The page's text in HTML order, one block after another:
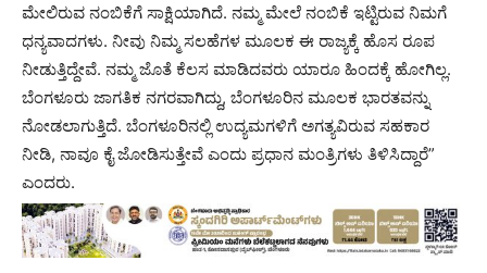
ಮೇಲಿರುವ ನಂಬಿಕೆಗೆ ಸಾಕ್ಷಿಯಾಗಿದೆ. ನಮ್ಮ ಮೇಲೆ ನಂಬಿಕೆ ಇಟ್ಟಿರುವ ನಿಮಗೆ
ಧನ್ಯವಾದಗಳು. ನೀವು ನಿಮ್ಮ ಸಲಹೆಗಳ ಮೂಲಕ ಈ ರಾಜ್ಯಕ್ಕೆ ಹೊಸ ರೂಪ
ನೀಡುತ್ತಿದ್ದೇವೆ. ನಮ್ಮ ಜೊತೆ ಕೆಲಸ ಮಾಡಿದವರು ಯಾರೂ ಹಿಂದಕ್ಕೆ ಹೋಗಿಲ್ಲ.
ಬೆಂಗಳೂರು ಜಾಗತಿಕ ನಗರವಾಗಿದ್ದು, ಬೆಂಗಳೂರಿನ ಮೂಲಕ ಭಾರತವನ್ನು
ನೋಡಲಾಗುತ್ತಿದೆ. ಬೆಂಗಳೂರಿನಲ್ಲಿ ಉದ್ಯಮಗಳಿಗೆ ಅಗತ್ಯವಿರುವ ಸಹಕಾರ
ನೀಡಿ, ನಾವೂ ಕೈ ಜೋಡಿಸುತ್ತೇವೆ ಎಂದು ಪ್ರಧಾನ ಮಂತ್ರಿಗಳು ತಿಳಿಸಿದ್ದಾರೆ”
ಎಂದರು.